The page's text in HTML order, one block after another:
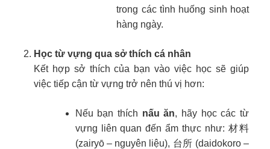
trong các tình huống sinh hoạt
hàng ngày.
Học từ vựng qua sở thích cá nhân
Kết hợp sở thích của bạn vào việc học sẽ giúp
việc tiếp cận từ vựng trở nên thú vị hơn:
Nếu bạn thích nấu ăn, hãy học các từ
vựng liên quan đến ẩm thực như: 材料
(zairyō – nguyên liệu), 台所 (daidokoro –